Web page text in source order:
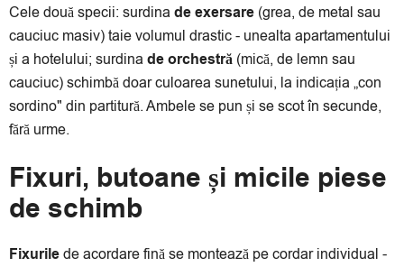
Cele două specii: surdina de exersare (grea, de metal sau
cauciuc masiv) taie volumul drastic - unealta apartamentului
și a hotelului; surdina de orchestră (mică, de lemn sau
cauciuc) schimbă doar culoarea sunetului, la indicația „con
sordino" din partitură. Ambele se pun și se scot în secunde,
fără urme.
Fixuri, butoane și micile piese
de schimb
Fixurilede acordare fină se montează pe cordar individual -